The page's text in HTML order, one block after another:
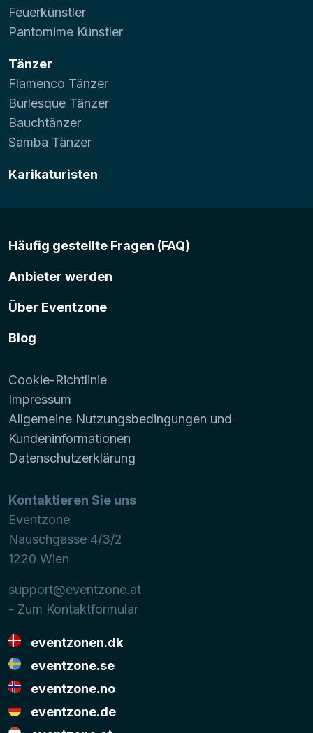
Feuerkünstler
Pantomime Künstler
Tänzer
Flamenco Tänzer
Burlesque Tänzer
Bauchtänzer
Samba Tänzer
Karikaturisten
Häufig gestellte Fragen (FAQ)
Anbieter werden
Über Eventzone
Blog
Cookie-Richtlinie
Impressum
Allgemeine Nutzungsbedingungen und
Kundeninformationen
Datenschutzerklärung
Kontaktieren Sie uns
Eventzone
Nauschgasse 4/3/2
1220 Wien
support@eventzone.at
- Zum Kontaktformular
eventzonen.dk
eventzone.se
eventzone.no
eventzone.de